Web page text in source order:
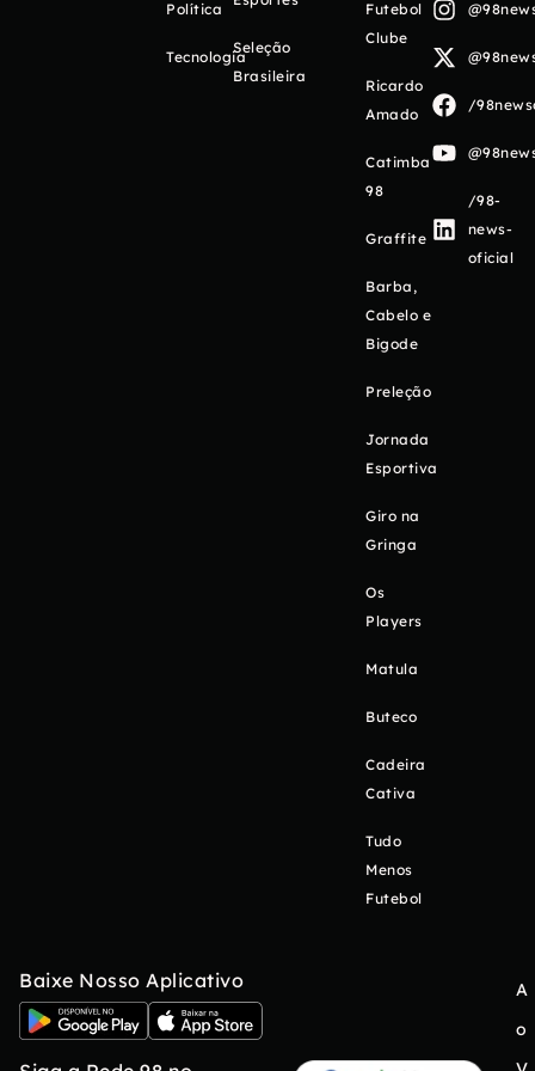
Política
Tecnologia
Seleção
Brasileira
Futebol
Clube
Ricardo
Amado
Catimba
98
Graffite
Barba,
Cabelo e
Bigode
Preleção
Jornada
Esportiva
Giro na
Gringa
Os
Players
Matula
Buteco
Cadeira
Cativa
Tudo
Menos
Futebol
/
/98-
news-
oficial
Baixe Nosso Aplicativo
A
o